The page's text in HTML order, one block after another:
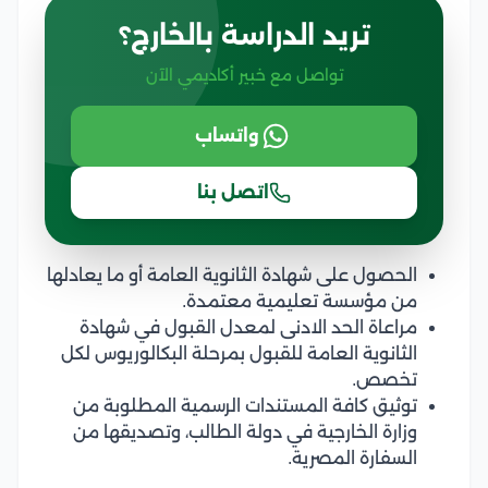
تريد الدراسة بالخارج؟
تواصل مع خبير أكاديمي الآن
واتساب
اتصل بنا
الحصول على شهادة الثانوية العامة أو ما يعادلها
من مؤسسة تعليمية معتمدة.
مراعاة الحد الادنى لمعدل القبول في شهادة
الثانوية العامة للقبول بمرحلة البكالوريوس لكل
تخصص.
توثيق كافة المستندات الرسمية المطلوبة من
وزارة الخارجية في دولة الطالب، وتصديقها من
السفارة المصرية.